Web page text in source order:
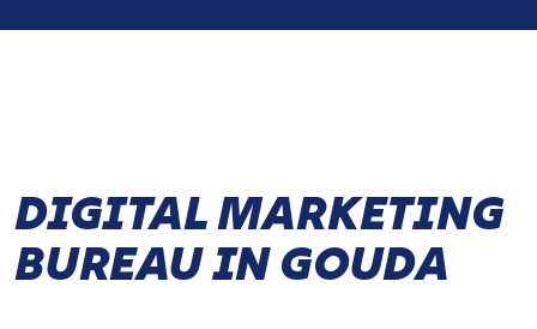
DIGITAL MARKETING
BUREAU IN GOUDA